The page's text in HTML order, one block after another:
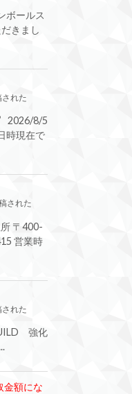
ボールス
きまし
された
2026/8/5
時現在で
された
〒400-
営業時
された
強化
金額にな